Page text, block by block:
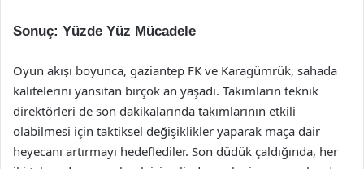
Sonuç: Yüzde Yüz Mücadele
Oyun akışı boyunca, gaziantep FK ve Karagümrük, sahada
kalitelerini yansıtan birçok an yaşadı. Takımların teknik
direktörleri de son dakikalarında takımlarının etkili
olabilmesi için taktiksel değişiklikler yaparak maça dair
heyecanı artırmayı hedeflediler. Son düdük çaldığında, her